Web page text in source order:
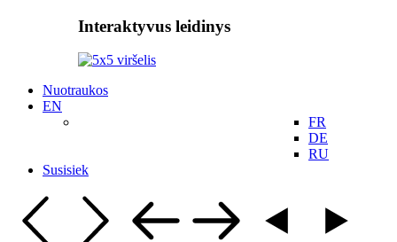
Interaktyvus leidinys
Nuotraukos
EN
FR
DE
RU
Susisiek